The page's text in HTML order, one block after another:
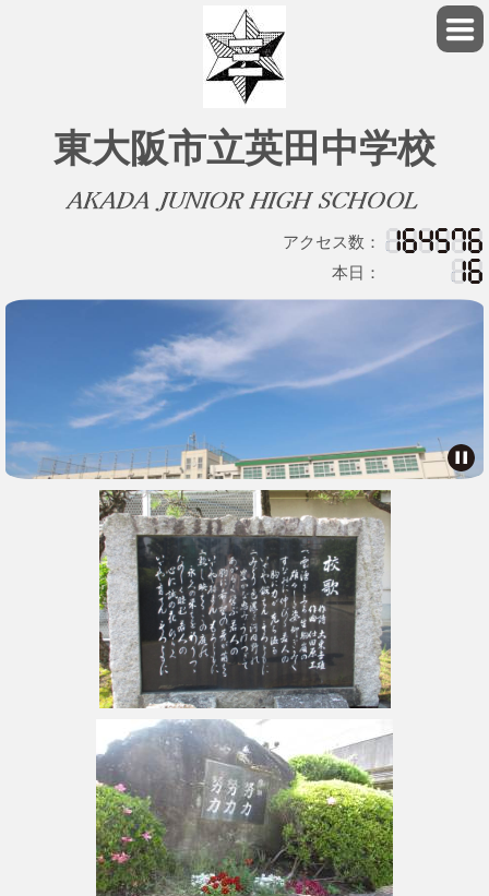
東大阪市立英田中学校
アクセス数：
本日：